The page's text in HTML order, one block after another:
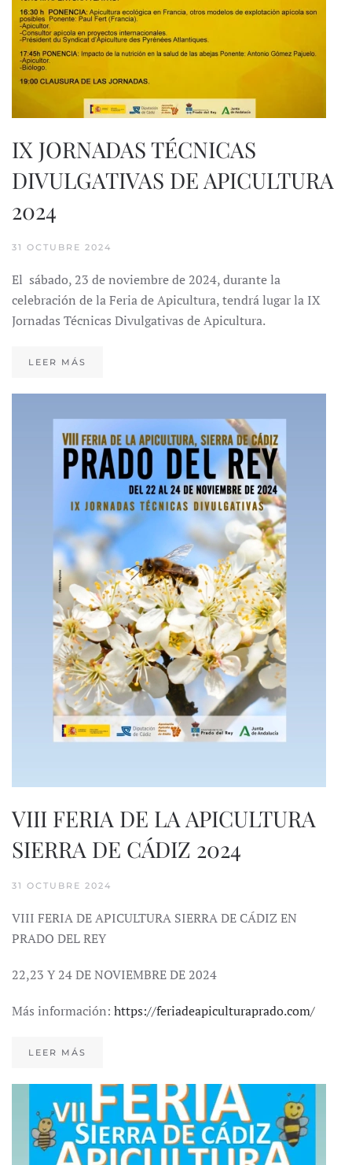
IX JORNADAS TÉCNICAS
DIVULGATIVAS DE APICULTURA
2024
31 OCTUBRE 2024
El sábado, 23 de noviembre de 2024, durante la
celebración de la Feria de Apicultura, tendrá lugar la IX
Jornadas Técnicas Divulgativas de Apicultura.
LEER MÁS
VIII FERIA DE LA APICULTURA
SIERRA DE CÁDIZ 2024
31 OCTUBRE 2024
VIII FERIA DE APICULTURA SIERRA DE CÁDIZ EN
PRADO DEL REY
22,23 Y 24 DE NOVIEMBRE DE 2024
Más información: https://feriadeapiculturaprado.com/
LEER MÁS